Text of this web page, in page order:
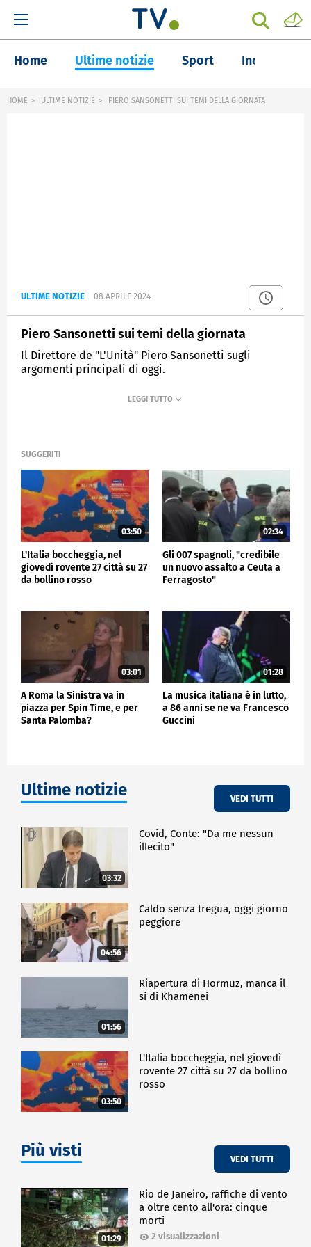
Home Ultime notizie Sport Inchieste
HOME ULTIME NOTIZIE PIERO SANSONETTI SUI TEMI DELLA GIORNATA
ULTIME NOTIZIE 08 APRILE 2024
Piero Sansonetti sui temi della giornata
Il Direttore de "L'Unità" Piero Sansonetti sugli
argomenti principali di oggi.
SUGGERITI
03:50
L'Italia boccheggia, nel
giovedì rovente 27 città su 27
da bollino rosso
02:34
Gli 007 spagnoli, "credibile
un nuovo assalto a Ceuta a
Ferragosto"
03:01
A Roma la Sinistra va in
piazza per Spin Time, e per
Santa Palomba?
01:28
La musica italiana è in lutto,
a 86 anni se ne va Francesco
Guccini
Ultime notizie VEDI TUTTI
03:32
Covid, Conte: "Da me nessun
illecito"
04:56
Caldo senza tregua, oggi giorno
peggiore
01:56
Riapertura di Hormuz, manca il
sì di Khamenei
03:50
L'Italia boccheggia, nel giovedì
rovente 27 città su 27 da bollino
rosso
Più visti VEDI TUTTI
01:29
Rio de Janeiro, raffiche di vento
a oltre cento all'ora: cinque
morti
2 visualizzazioni